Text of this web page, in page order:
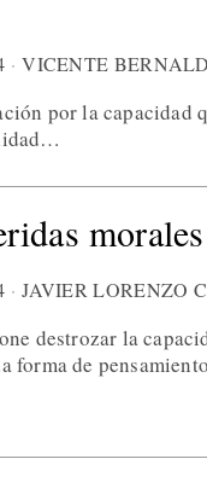
VICENTE
por la capacidad
JAVIER LORENZO
destrozar la
forma de